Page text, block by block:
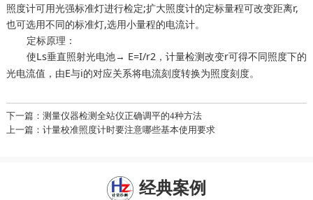
照度计可用光强标准灯进行检定;扩大照度计的定标量程可改变距离r,
也可选用不同的标准灯,选用小量程的电流计。
定标原理：
使Ls垂直照射光电池→ E=I/r2， 计量检测改变r可得不同照度下的
光电流值，由E与i的对应关系将电流刻度转换为照度刻度。
下一篇：测量仪器检测全站仪正确调平的4种方法
上一篇：计量校准照度计时要注意哪些基本使用要求
经典案例